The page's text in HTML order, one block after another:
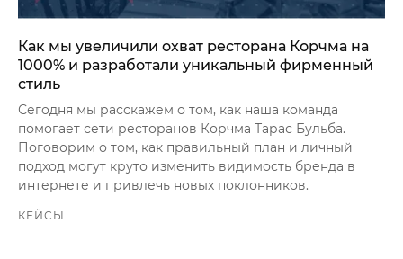
Как мы увеличили охват ресторана Корчма на
1000% и разработали уникальный фирменный
стиль
Сегодня мы расскажем о том, как наша команда
помогает сети ресторанов Корчма Тарас Бульба.
Поговорим о том, как правильный план и личный
подход могут круто изменить видимость бренда в
интернете и привлечь новых поклонников.
КЕЙСЫ